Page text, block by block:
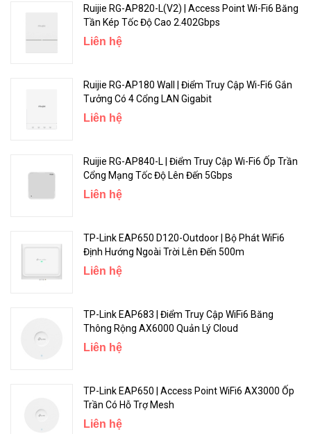
Ruijie RG-AP820-L(V2) | Access Point Wi-Fi6 Băng
Tần Kép Tốc Độ Cao 2.402Gbps
Liên hệ
Ruijie RG-AP180 Wall | Điểm Truy Cập Wi-Fi6 Gắn
Tưởng Có 4 Cổng LAN Gigabit
Liên hệ
Ruijie RG-AP840-L | Điểm Truy Cập Wi-Fi6 Ốp Trần
Cổng Mạng Tốc Độ Lên Đến 5Gbps
Liên hệ
TP-Link EAP650 D120-Outdoor | Bộ Phát WiFi6
Định Hướng Ngoài Trời Lên Đến 500m
Liên hệ
TP-Link EAP683 | Điểm Truy Cập WiFi6 Băng
Thông Rộng AX6000 Quản Lý Cloud
Liên hệ
TP-Link EAP650 | Access Point WiFi6 AX3000 Ốp
Trần Có Hỗ Trợ Mesh
Liên hệ